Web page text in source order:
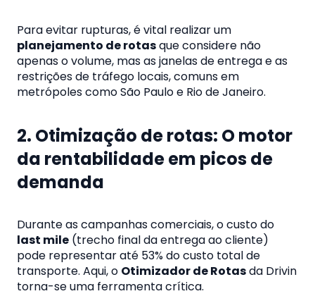
Para evitar rupturas, é vital realizar um
planejamento de rotasque considere não
apenas o volume, mas as janelas de entrega e as
restrições de tráfego locais, comuns em
metrópoles como São Paulo e Rio de Janeiro.
2. Otimização de rotas: O motor
da rentabilidade em picos de
demanda
Durante as campanhas comerciais, o custo do
last mile (trecho final da entrega ao cliente)
pode representar até 53% do custo total de
transporte. Aqui, o Otimizador de Rotasda Drivin
torna-se uma ferramenta crítica.